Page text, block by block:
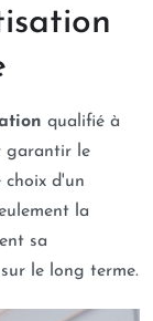
qualifié à
garantir le
d'un
la
sa
le long terme.